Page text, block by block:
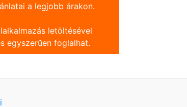
a legjobb árakon.
letöltésével
egyszerũen foglalhat.